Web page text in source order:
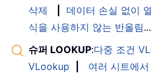
삭제
데이터 손실 없이
식을 사용하지 않는 반올림...
슈퍼 LOOKUP:다중 조건
VLookup
여러 시트에